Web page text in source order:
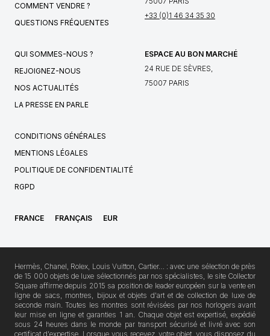
COMMENT VENDRE ?
QUESTIONS FRÉQUENTES
+33 (0)1 46 34 35 30
QUI SOMMES-NOUS ?
REJOIGNEZ-NOUS
NOS ACTUALITÉS
LA PRESSE EN PARLE
ESPACE AU BON MARCHÉ
24 RUE DE SÈVRES,
75007 PARIS
CONDITIONS GÉNÉRALES
MENTIONS LÉGALES
POLITIQUE DE CONFIDENTIALITÉ
RGPD
FRANCE FRANÇAIS EUR
Hermès, Chanel, Rolex, Louis Vuitton, Cartier… : avec une sélection de près
de 15 000 objets de luxe sélectionnés par nos spécialistes, le site Collector
Square affirme depuis 2015 sa position de leader européen sur la vente en
ligne de sacs, montres, bijoux et objets d'art et de collection de luxe de
seconde main. Toutes les montres sont révisées par nos horlogers avant
leur mise en ligne et garanties 1 an. Chaque objet est expertisé, expédié
sous 24 heures dans le monde par transport sécurisé et livré avec son
certificat d'expertise. Lorsque vous recevez votre objet, vous disposez du